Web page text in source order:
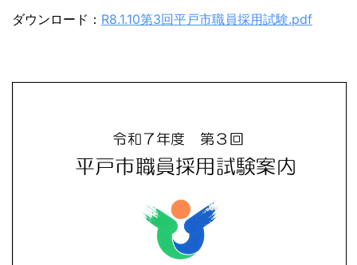
ダウンロード： R8.1.10第3回平戸市職員採用試験.pdf